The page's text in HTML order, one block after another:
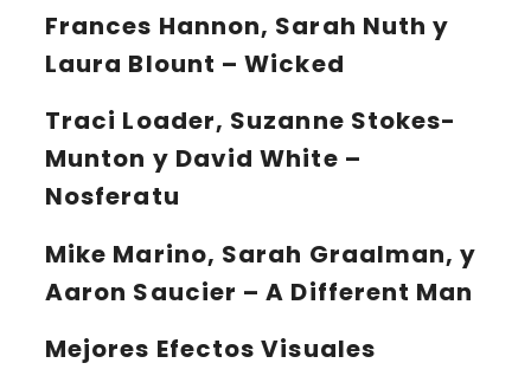
Frances Hannon, Sarah Nuth y
Laura Blount – Wicked
Traci Loader, Suzanne Stokes-
Munton y David White –
Nosferatu
Mike Marino, Sarah Graalman, y
Aaron Saucier – A Different Man
Mejores Efectos Visuales